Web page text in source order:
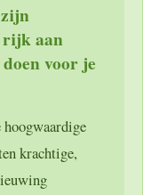
rijk aan
voor je
krachtige,